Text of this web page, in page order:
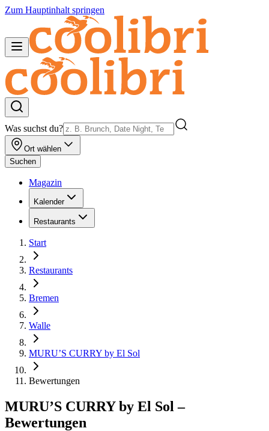
Zum Hauptinhalt springen
Was suchst du?
Ort wählen
Suchen
Magazin
Kalender
Restaurants
Start
Restaurants
Bremen
Walle
MURU’S CURRY by El Sol
Bewertungen
MURU’S CURRY by El Sol –
Bewertungen